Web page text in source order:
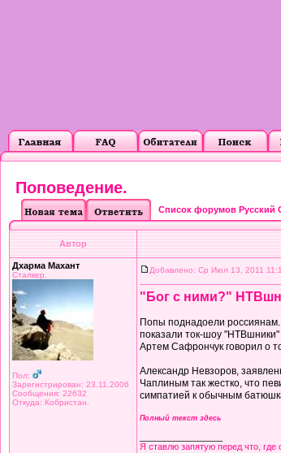
Поповедение.
Список форумов
Автор
Дхарма Махант
Сталкер.
Пол:
Зарегистрирован: 23.11.2006
Сообщения: 22632
Откуда: Кобристан.
Добавлено: Ср Июл 13, 2011
"Бог с ними?"
Попы поднадоели
показали ток-шоу
Артем Сафрончук говорил о
Александр Невзоров,
Чаплиным так жестко, что
симпатией к обычным
Полный текст здесь
Я ставлю запятую перед что,